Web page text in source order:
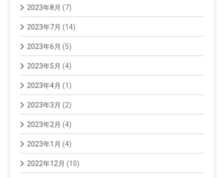
2023年8月 (7)
2023年7月 (14)
2023年6月 (5)
2023年5月 (4)
2023年4月 (1)
2023年3月 (2)
2023年2月 (4)
2023年1月 (4)
2022年12月 (10)